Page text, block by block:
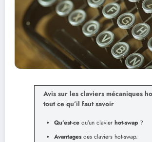
Avis sur les claviers mécaniques
tout ce qu’il faut savoir
Qu’est-ce qu’un clavier hot-swap ?
Avantagesdes claviers hot-swap.